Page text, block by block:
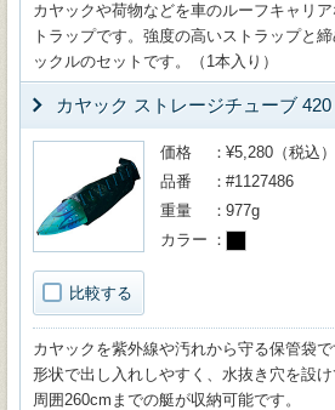
カヤックや荷物などを車のルーフキャリ
トラップです。強度の高いストラップと
ックルのセットです。（1本入り）
カヤック ストレージチューブ 420
比較する
価格
¥5,280（税込）
品番
#1127486
重量
977g
カラー
カヤックを紫外線や汚れから守る保管袋
形状で出し入れしやすく、水抜き穴を設
周囲260cmまでの艇が収納可能です。